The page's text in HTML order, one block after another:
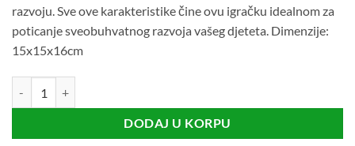
razvoju. Sve ove karakteristike čine ovu igračku idealnom za
poticanje sveobuhvatnog razvoja vašeg djeteta. Dimenzije:
15x15x16cm
DODAJ U KORPU